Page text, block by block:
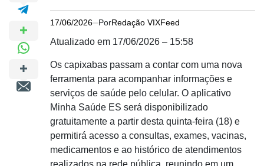
17/06/2026 PorRedação VIXFeed
Atualizado em 17/06/2026 – 15:58
Os capixabas passam a contar com uma nova
ferramenta para acompanhar informações e
serviços de saúde pelo celular. O aplicativo
Minha Saúde ES será disponibilizado
gratuitamente a partir desta quinta-feira (18) e
permitirá acesso a consultas, exames, vacinas,
medicamentos e ao histórico de atendimentos
realizados na rede pública, reunindo em um